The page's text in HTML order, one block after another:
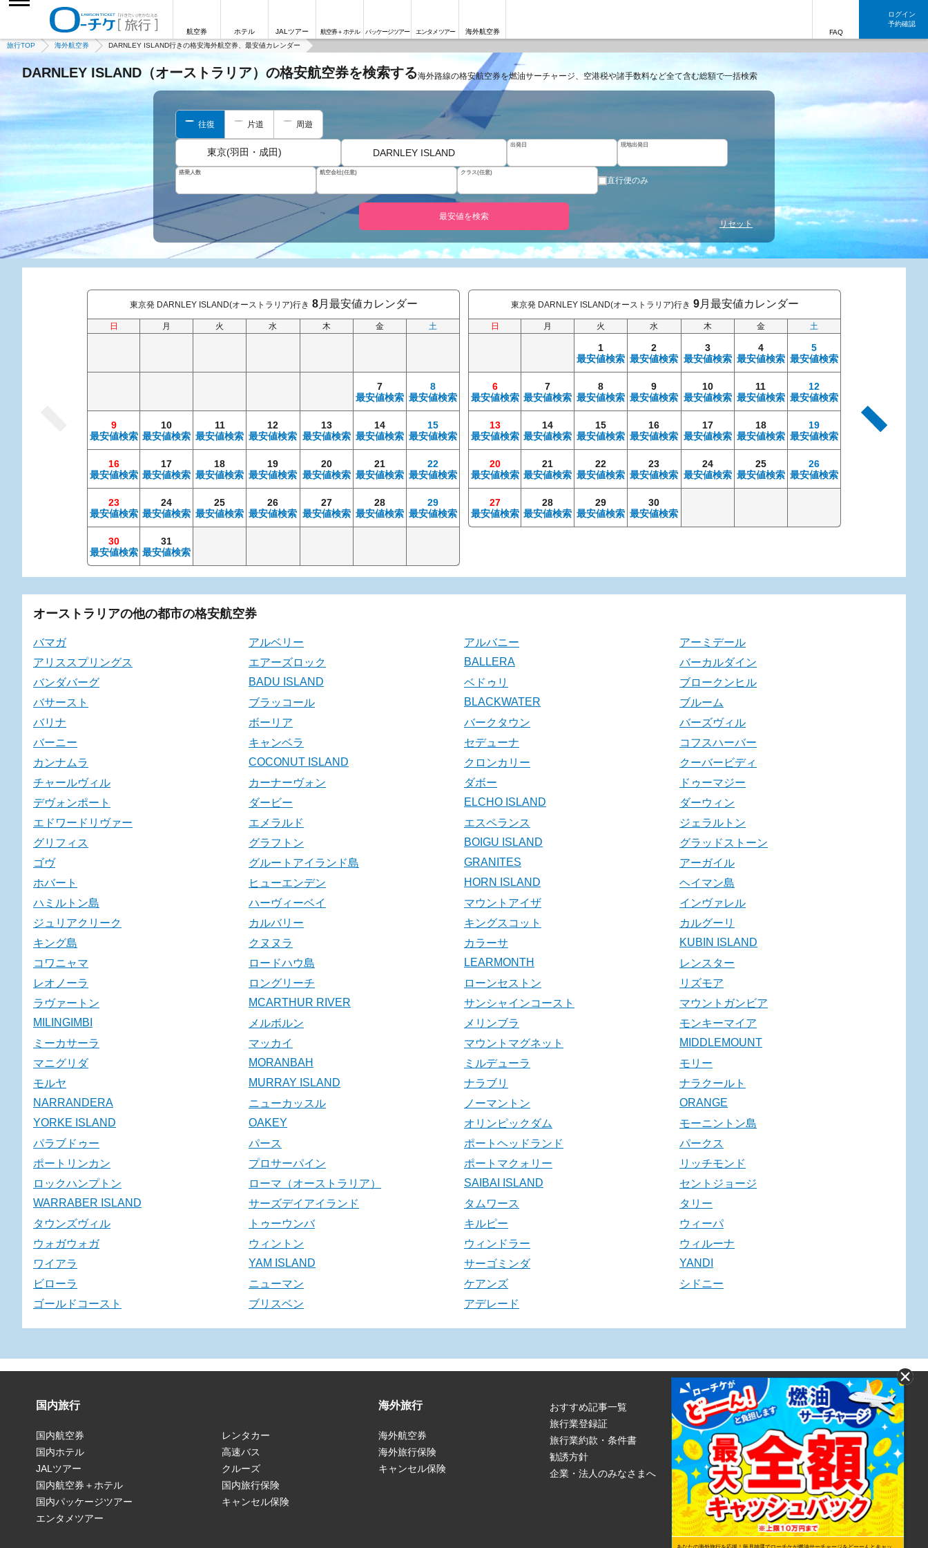
航空券 ホテル JALツアー 航空券＋ホテル パッケージツアー エンタメツアー 海外航空券 FAQ
ログイン
予約確認
旅行TOP 海外航空券 DARNLEY ISLAND行きの格安海外航空券、最安値カレンダー
DARNLEY ISLAND（オーストラリア）の格安航空券を検索する海外路線の格安航空券を燃油サーチャージ、空港税や諸手数料など全て含む総額で一括検索
往復 片道 周遊
東京(羽田・成田) DARNLEY ISLAND
出発日 現地出発日
搭乗人数 航空会社(任意) クラス(任意)
直行便のみ
最安値を検索
リセット
東京発 DARNLEY ISLAND(オーストラリア)行き 8月最安値カレンダー
日 月 火 水 木 金 土
7
最安値検索
8
最安値検索
9
最安値検索
10
最安値検索
11
最安値検索
12
最安値検索
13
最安値検索
14
最安値検索
15
最安値検索
16
最安値検索
17
最安値検索
18
最安値検索
19
最安値検索
20
最安値検索
21
最安値検索
22
最安値検索
23
最安値検索
24
最安値検索
25
最安値検索
26
最安値検索
27
最安値検索
28
最安値検索
29
最安値検索
30
最安値検索
31
最安値検索
東京発 DARNLEY ISLAND(オーストラリア)行き 9月最安値カレンダー
日 月 火 水 木 金 土
1
最安値検索
2
最安値検索
3
最安値検索
4
最安値検索
5
最安値検索
6
最安値検索
7
最安値検索
8
最安値検索
9
最安値検索
10
最安値検索
11
最安値検索
12
最安値検索
13
最安値検索
14
最安値検索
15
最安値検索
16
最安値検索
17
最安値検索
18
最安値検索
19
最安値検索
20
最安値検索
21
最安値検索
22
最安値検索
23
最安値検索
24
最安値検索
25
最安値検索
26
最安値検索
27
最安値検索
28
最安値検索
29
最安値検索
30
最安値検索
11
最安値検索
オーストラリアの他の都市の格安航空券
バマガ アルベリー アルバニー
アーミデール
アリススプリングス
エアーズロック BALLERA
バーカルダイン
バンダバーグ
BADU ISLAND ベドゥリ
ブロークンヒル
バサースト
ブラッコール BLACKWATER
ブルーム
バリナ
ボーリア バークタウン
バーズヴィル
バーニー
キャンベラ セデューナ
コフスハーバー
カンナムラ
COCONUT ISLAND クロンカリー
クーバービディ
チャールヴィル
カーナーヴォン ダボー
ドゥーマジー
デヴォンポート
ダービー ELCHO ISLAND
ダーウィン
エドワードリヴァー
エメラルド エスペランス
ジェラルトン
グリフィス
グラフトン BOIGU ISLAND
グラッドストーン
ゴヴ
グルートアイランド島 GRANITES
アーガイル
ホバート
ヒューエンデン HORN ISLAND
ヘイマン島
ハミルトン島
ハーヴィーベイ マウントアイザ
インヴァレル
ジュリアクリーク
カルバリー キングスコット
カルグーリ
キング島
クヌヌラ カラーサ
KUBIN ISLAND
コワニャマ
ロードハウ島 LEARMONTH
レンスター
レオノーラ
ロングリーチ ローンセストン
リズモア
ラヴァートン
MCARTHUR RIVER サンシャインコースト
マウントガンビア
MILINGIMBI
メルボルン メリンブラ
モンキーマイア
ミーカサーラ
マッカイ マウントマグネット
MIDDLEMOUNT
マニグリダ
MORANBAH ミルデューラ
モリー
モルヤ
MURRAY ISLAND ナラブリ
ナラクールト
NARRANDERA
ニューカッスル ノーマントン
ORANGE
YORKE ISLAND
OAKEY オリンピックダム
モーニントン島
パラブドゥー
パース ポートヘッドランド
パークス
ポートリンカン
プロサーパイン ポートマクォリー
リッチモンド
ロックハンプトン
ローマ（オーストラリア） SAIBAI ISLAND
セントジョージ
WARRABER ISLAND
サーズデイアイランド タムワース
タリー
タウンズヴィル
トゥーウンバ キルピー
ウィーパ
ウォガウォガ
ウィントン ウィンドラー
ウィルーナ
ワイアラ
YAM ISLAND サーゴミンダ
YANDI
ビローラ
ニューマン ケアンズ
シドニー
ゴールドコースト
ブリスベン アデレード
国内旅行
国内航空券
国内ホテル
JALツアー
国内航空券＋ホテル
国内パッケージツアー
エンタメツアー
レンタカー
高速バス
クルーズ
国内旅行保険
キャンセル保険
海外旅行
海外航空券
海外旅行保険
キャンセル保険
おすすめ記事一覧
旅行業登録証
旅行業約款・条件書
勧誘方針
企業・法人のみなさまへ
株式会社ローソンエンタテインメント
利用規約
ローソンWEB会員規約
個人情報の取り扱いについて
個人情報保護方針